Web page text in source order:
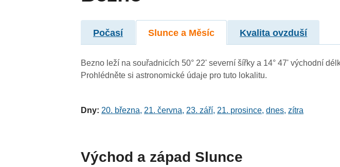
Počasí Slunce a Měsíc Kvalita ovzduší
Bezno leží na souřadnicích 50° 22' severní šířky a 14° 47' východní
Prohlédněte si astronomické údaje pro tuto lokalitu.
Dny: 20. března, 21. června, 23. září, 21. prosince,dnes,zítra
Východ a západ Slunce